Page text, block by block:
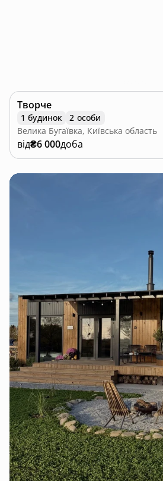
Творче
1 будинок
2 особи
Велика Бугаївка, Київська область
від₴6 000доба